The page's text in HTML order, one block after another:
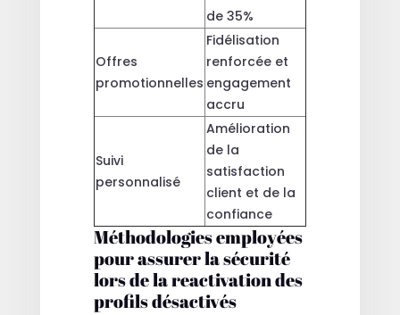
de 35%
Offres
promotionnelles
Fidélisation
renforcée et
engagement
accru
Suivi
personnalisé
Amélioration
de la
satisfaction
client et de la
confiance
Méthodologies employées
pour assurer la sécurité
lors de la reactivation des
profils désactivés